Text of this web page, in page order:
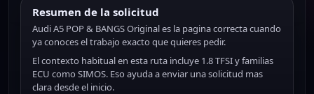
Resumen de la solicitud
Audi A5 POP & BANGS Original es la pagina correcta cuando
ya conoces el trabajo exacto que quieres pedir.
El contexto habitual en esta ruta incluye 1.8 TFSI y familias
ECU como SIMOS. Eso ayuda a enviar una solicitud mas
clara desde el inicio.